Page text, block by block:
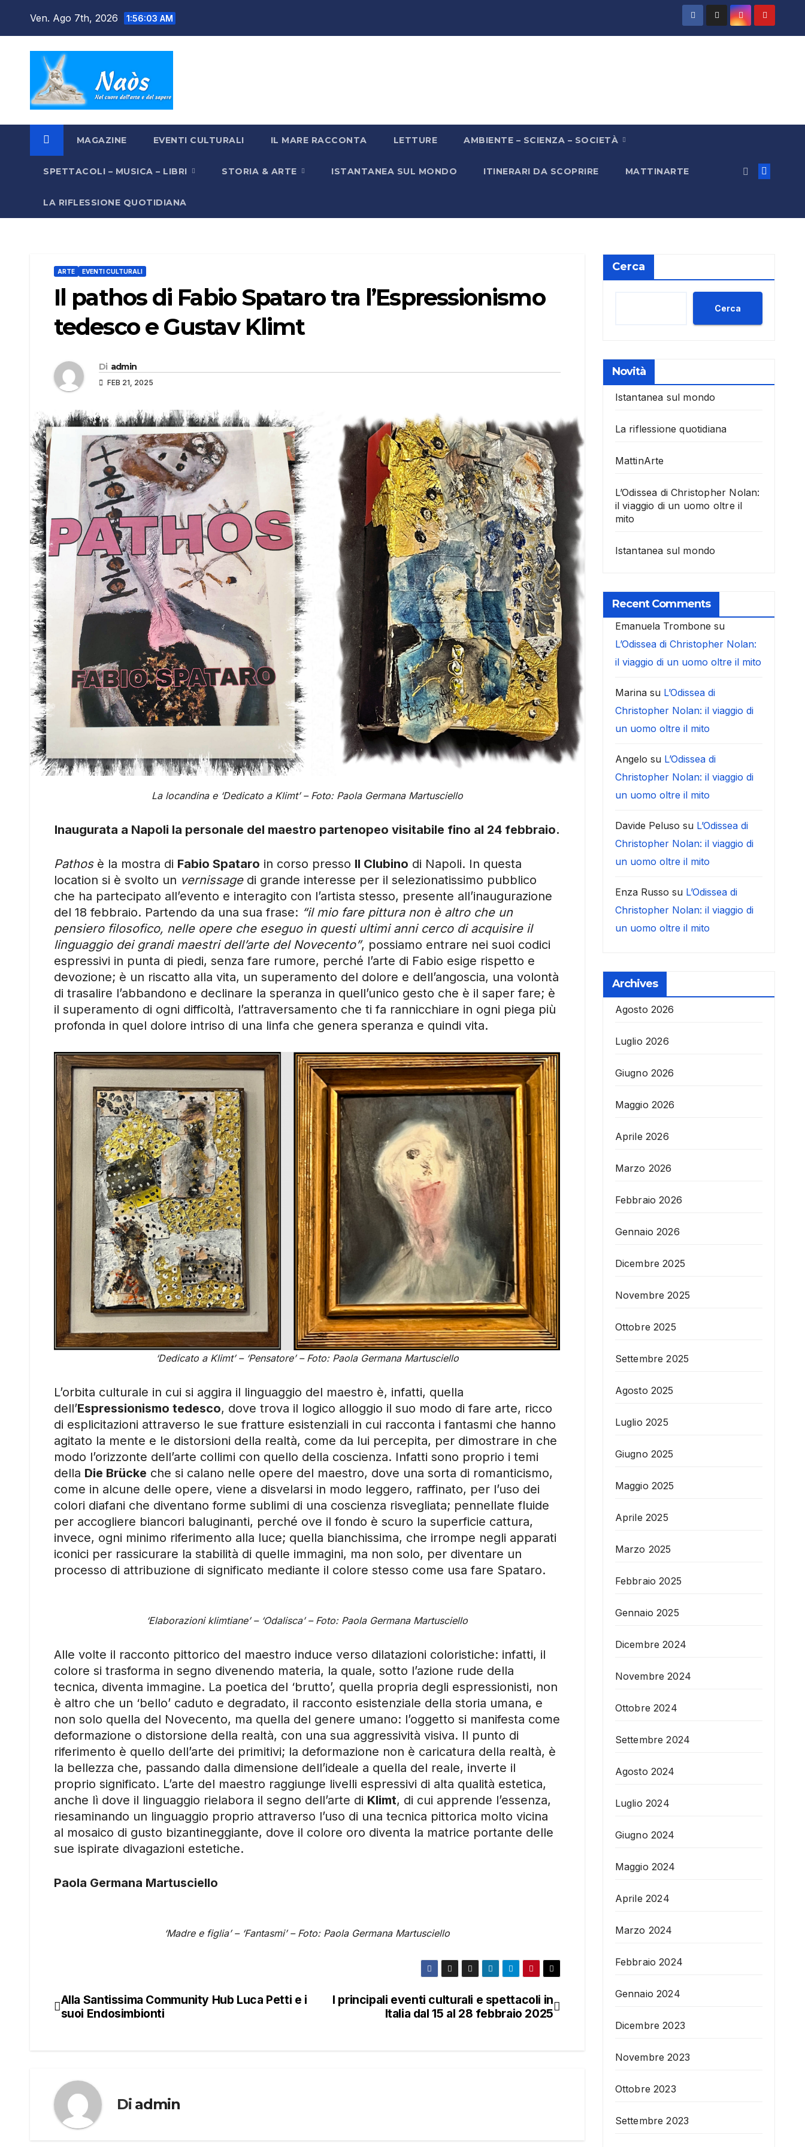
Ven. Ago 7th, 2026 1:56:04 AM
MAGAZINE EVENTI CULTURALI IL MARE RACCONTA LETTURE AMBIENTE – SCIENZA – SOCIETÀ
SPETTACOLI – MUSICA – LIBRI STORIA & ARTE ISTANTANEA SUL MONDO ITINERARI DA SCOPRIRE MATTINARTE
LA RIFLESSIONE QUOTIDIANA
ARTE EVENTI CULTURALI
Il pathos di Fabio Spataro tra l’Espressionismo
tedesco e Gustav Klimt
Di admin
FEB 21, 2025
La locandina e ‘Dedicato a Klimt’ – Foto: Paola Germana Martusciello
Inaugurata a Napoli la personale del maestro partenopeo visitabile fino al 24 febbraio.
Pathosè la mostra di Fabio Spataro in corso presso Il Clubino di Napoli. In questa
location si è svolto un vernissagedi grande interesse per il selezionatissimo pubblico
che ha partecipato all’evento e interagito con l’artista stesso, presente all’inaugurazione
del 18 febbraio. Partendo da una sua frase: “il mio fare pittura non è altro che un
pensiero filosofico, nelle opere che eseguo in questi ultimi anni cerco di acquisire il
linguaggio dei grandi maestri dell’arte del Novecento”, possiamo entrare nei suoi codici
espressivi in punta di piedi, senza fare rumore, perché l’arte di Fabio esige rispetto e
devozione; è un riscatto alla vita, un superamento del dolore e dell’angoscia, una volontà
di trasalire l’abbandono e declinare la speranza in quell’unico gesto che è il saper fare; è
il superamento di ogni difficoltà, l’attraversamento che ti fa rannicchiare in ogni piega più
profonda in quel dolore intriso di una linfa che genera speranza e quindi vita.
‘Dedicato a Klimt’ – ‘Pensatore’ – Foto: Paola Germana Martusciello
L’orbita culturale in cui si aggira il linguaggio del maestro è, infatti, quella
dell’Espressionismo tedesco, dove trova il logico alloggio il suo modo di fare arte, ricco
di esplicitazioni attraverso le sue fratture esistenziali in cui racconta i fantasmi che hanno
agitato la mente e le distorsioni della realtà, come da lui percepita, per dimostrare in che
modo l’orizzonte dell’arte collimi con quello della coscienza. Infatti sono proprio i temi
della Die Brücke che si calano nelle opere del maestro, dove una sorta di romanticismo,
come in alcune delle opere, viene a disvelarsi in modo leggero, raffinato, per l’uso dei
colori diafani che diventano forme sublimi di una coscienza risvegliata; pennellate fluide
per accogliere biancori baluginanti, perché ove il fondo è scuro la superficie cattura,
invece, ogni minimo riferimento alla luce; quella bianchissima, che irrompe negli apparati
iconici per rassicurare la stabilità di quelle immagini, ma non solo, per diventare un
processo di attribuzione di significato mediante il colore stesso come usa fare Spataro.
‘Elaborazioni klimtiane’ – ‘Odalisca’ – Foto: Paola Germana Martusciello
Alle volte il racconto pittorico del maestro induce verso dilatazioni coloristiche: infatti, il
colore si trasforma in segno divenendo materia, la quale, sotto l’azione rude della
tecnica, diventa immagine. La poetica del ‘brutto’, quella propria degli espressionisti, non
è altro che un ‘bello’ caduto e degradato, il racconto esistenziale della storia umana, e
non solo quella del Novecento, ma quella del genere umano: l’oggetto si manifesta come
deformazione o distorsione della realtà, con una sua aggressività visiva. Il punto di
riferimento è quello dell’arte dei primitivi; la deformazione non è caricatura della realtà, è
la bellezza che, passando dalla dimensione dell’ideale a quella del reale, inverte il
proprio significato. L’arte del maestro raggiunge livelli espressivi di alta qualità estetica,
anche lì dove il linguaggio rielabora il segno dell’arte di Klimt, di cui apprende l’essenza,
riesaminando un linguaggio proprio attraverso l’uso di una tecnica pittorica molto vicina
al mosaico di gusto bizantineggiante, dove il colore oro diventa la matrice portante delle
sue ispirate divagazioni estetiche.
Paola Germana Martusciello
‘Madre e figlia’ – ‘Fantasmi’ – Foto: Paola Germana Martusciello
Navigazione
I principali eventi culturali e spettacoli in
Italia dal 15 al 28 febbraio 2025
Alla Santissima Community Hub Luca Petti e i
suoi Endosimbionti
Di admin
Cerca
Cerca
Novità
Istantanea sul mondo
La riflessione quotidiana
MattinArte
L’Odissea di Christopher Nolan:
il viaggio di un uomo oltre il
mito
Istantanea sul mondo
Recent Comments
Emanuela Trombone su
L’Odissea di Christopher Nolan:
il viaggio di un uomo oltre il mito
Marinasu L’Odissea di
Christopher Nolan: il viaggio di
un uomo oltre il mito
Angelo su L’Odissea di
Christopher Nolan: il viaggio di
un uomo oltre il mito
Davide Peluso su L’Odissea di
Christopher Nolan: il viaggio di
un uomo oltre il mito
Enza Russo su L’Odissea di
Christopher Nolan: il viaggio di
un uomo oltre il mito
Archives
Agosto 2026
Luglio 2026
Giugno 2026
Maggio 2026
Aprile 2026
Marzo 2026
Febbraio 2026
Gennaio 2026
Dicembre 2025
Novembre 2025
Ottobre 2025
Settembre 2025
Agosto 2025
Luglio 2025
Giugno 2025
Maggio 2025
Aprile 2025
Marzo 2025
Febbraio 2025
Gennaio 2025
Dicembre 2024
Novembre 2024
Ottobre 2024
Settembre 2024
Agosto 2024
Luglio 2024
Giugno 2024
Maggio 2024
Aprile 2024
Marzo 2024
Febbraio 2024
Gennaio 2024
Dicembre 2023
Novembre 2023
Ottobre 2023
Settembre 2023